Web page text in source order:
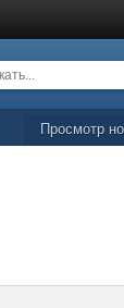
Просмотр